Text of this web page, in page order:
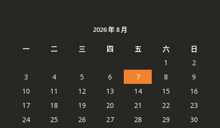
2026 年 8 月
一 二 三 四 五 六
日
1
2
3
4 5 6 7 8
9
10
11 12 13 14 15
16
17
18 19 20 21 22
23
24
25 26 27 28 29
30